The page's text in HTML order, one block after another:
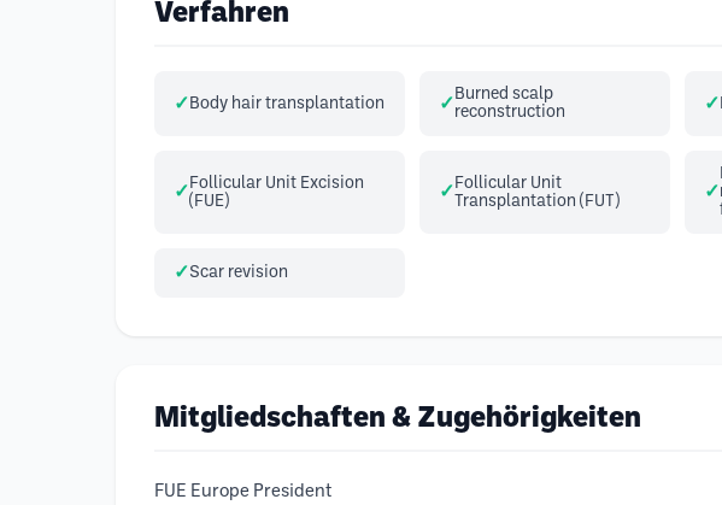
Verfahren
Body hair transplantation
Burned scalp
reconstruction
Follicular Unit Excision
(FUE)
Follicular Unit
Transplantation (FUT)
Scar revision
Mitgliedschaften & Zugehörigkeiten
FUE Europe President